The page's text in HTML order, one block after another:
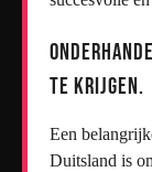
te krijgen.
Een
Duitsland is